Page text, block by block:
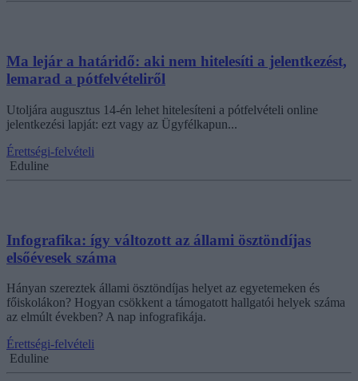
Ma lejár a határidő: aki nem hitelesíti a jelentkezést,
lemarad a pótfelvételiről
Utoljára augusztus 14-én lehet hitelesíteni a pótfelvételi online
jelentkezési lapját: ezt vagy az Ügyfélkapun...
Érettségi-felvételi
Eduline
Infografika: így változott az állami ösztöndíjas
elsőévesek száma
Hányan szereztek állami ösztöndíjas helyet az egyetemeken és
főiskolákon? Hogyan csökkent a támogatott hallgatói helyek száma
az elmúlt években? A nap infografikája.
Érettségi-felvételi
Eduline